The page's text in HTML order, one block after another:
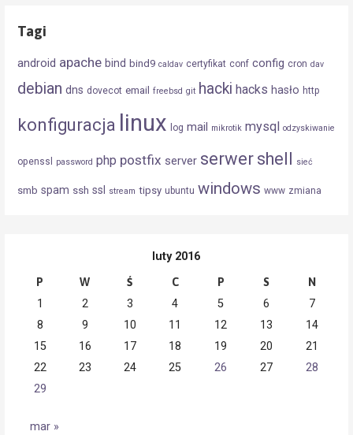
Tagi
android apache bind bind9 caldav certyfikat conf config cron dav
debian dns dovecot email freebsd git hacki hacks hasło http
konfiguracja linux log mail mikrotik mysql odzyskiwanie
openssl password php postfix server serwer shell sieć
smb spam ssh ssl stream tipsy ubuntu windows www zmiana
luty 2016
P W Ś C P S N
1 2 3 4 5 6
7
8
9 10 11 12 13
14
15
16 17 18 19 20
21
22
23 24 25 26 27
28
29
mar »